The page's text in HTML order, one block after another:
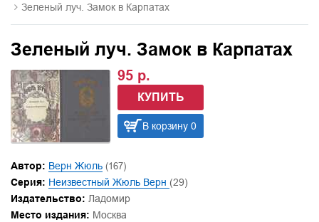
Зеленый луч. Замок в Карпатах
Зеленый луч. Замок в Карпатах
95 р.
КУПИТЬ
В корзину 0
Автор: Верн Жюль (167)
Серия: Неизвестный Жюль Верн (29)
Издательство: Ладомир
Место издания: Москва